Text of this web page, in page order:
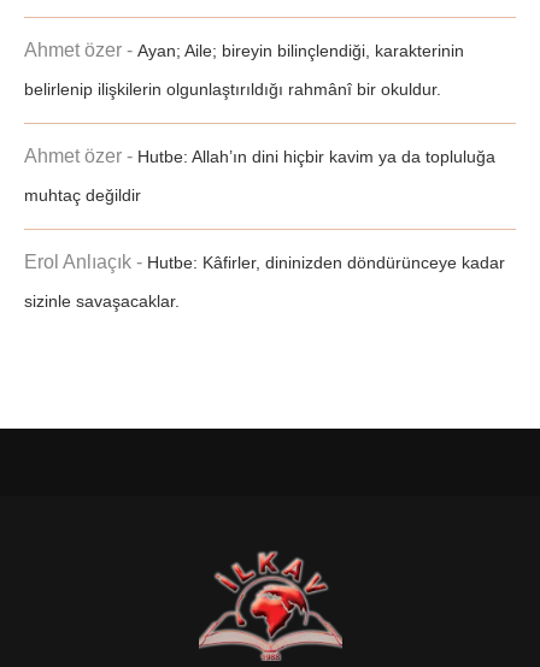
Ahmet özer - Ayan; Aile; bireyin bilinçlendiği, karakterinin
belirlenip ilişkilerin olgunlaştırıldığı rahmânî bir okuldur.
Ahmet özer - Hutbe: Allah’ın dini hiçbir kavim ya da topluluğa
muhtaç değildir
Erol Anlıaçık - Hutbe: Kâfirler, dininizden döndürünceye kadar
sizinle savaşacaklar.